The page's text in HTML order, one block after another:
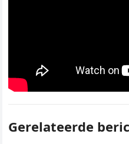
Gerelateerde